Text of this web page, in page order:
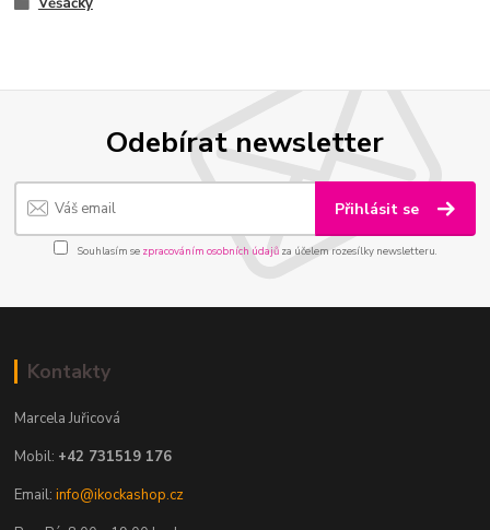
Odebírat newsletter
Přihlásit se
Souhlasím se zpracováním osobních údajůza účelem rozesílky newsletteru.
Kontakty
Marcela Juřicová
Mobil: +42 731519 176
Email:info@ikockashop.cz